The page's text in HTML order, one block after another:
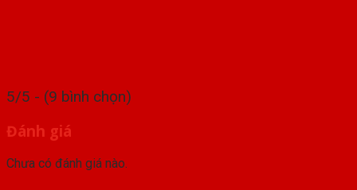
5/5 - (9 bình chọn)
Đánh giá
Chưa có đánh giá nào.